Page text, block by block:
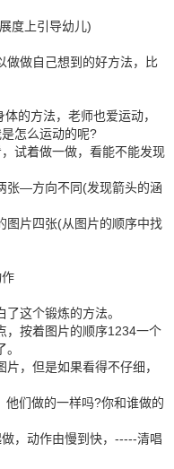
度上引导幼儿)
做自己想到的好方法，比
的方法，老师也爱运动，
怎么运动的呢?
试着做一做，看能不能发现
—方向不同(发现箭头的涵
片四张(从图片的顺序中找
这个锻炼的方法。
按着图片的顺序1234一个
，但是如果看得不仔细，
们做的一样吗?你和谁做的
，动作由慢到快，-----清唱